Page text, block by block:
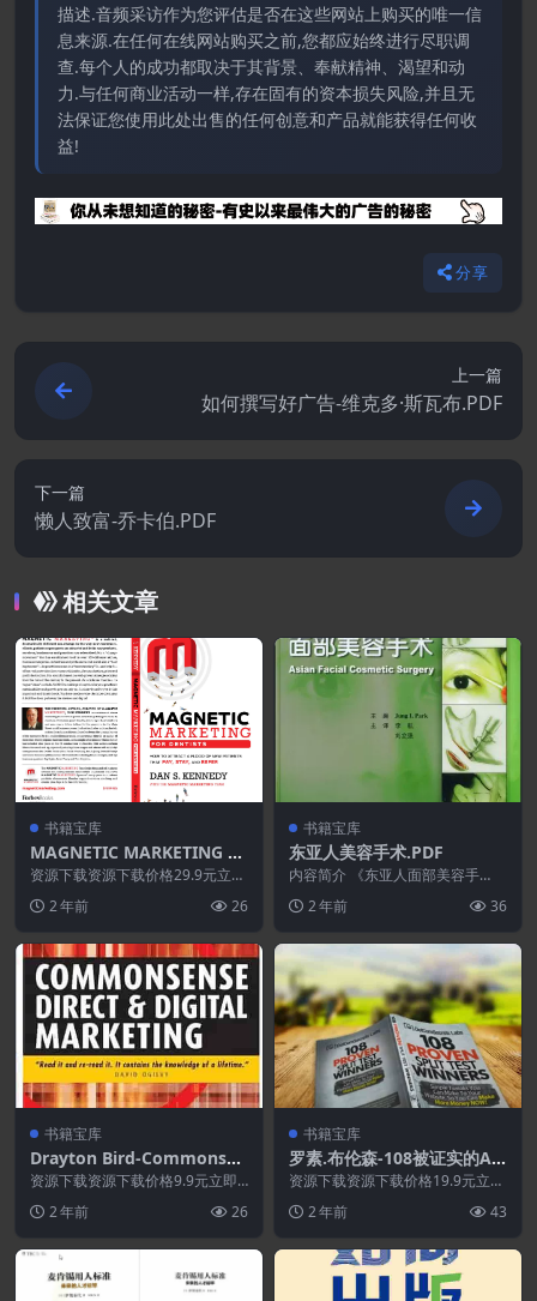
描述.音频采访作为您评估是否在这些网站上购买的唯一信
息来源.在任何在线网站购买之前,您都应始终进行尽职调
查.每个人的成功都取决于其背景、奉献精神、渴望和动
力.与任何商业活动一样,存在固有的资本损失风险,并且无
法保证您使用此处出售的任何创意和产品就能获得任何收
益!
分享
上一篇
如何撰写好广告-维克多·斯瓦布.PDF
下一篇
懒人致富-乔卡伯.PDF
相关文章
书籍宝库
MAGNETIC MARKETING F
OR DENTISTS
资源下载资源下载价格29.9元立即
资源永久更新资源...
2 年前 26
书籍宝库
东亚人美容手术.PDF
内容简介 《东亚人面部美容手
色的美容手术指导专著。...
2 年前 36
书籍宝库
Drayton Bird-Commonsen
se Direct and Digital Mark
eting.PDF
资源下载资源下载价格9.9元立即
购买 或 &nb...
2 年前 26
书籍宝库
罗素.布伦森-108被证实的AB
测试,让你在赚更多钱
资源下载资源下载价格19.9元立即
购买 或 &n...
2 年前 43